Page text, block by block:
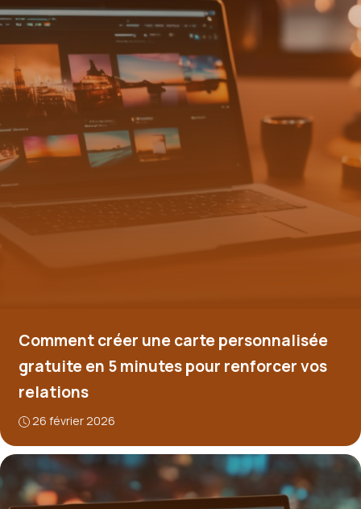
Comment créer une carte personnalisée
gratuite en 5 minutes pour renforcer vos
relations
26 février 2026